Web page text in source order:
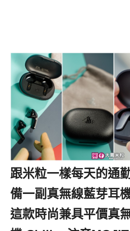
跟米粒一樣每天的通
備一副真無線藍芽耳
這款時尚兼具平價真